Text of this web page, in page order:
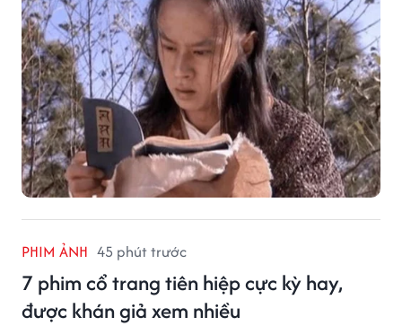
PHIM ẢNH 45 phút trước
7 phim cổ trang tiên hiệp cực kỳ hay,
được khán giả xem nhiều